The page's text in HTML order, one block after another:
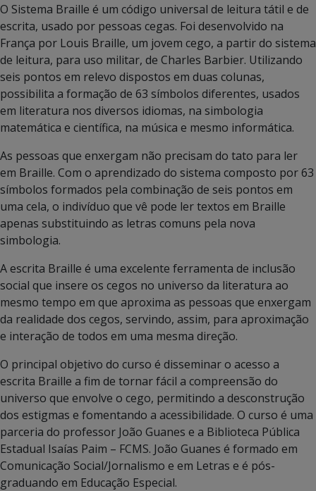
O Sistema Braille é um código universal de leitura tátil e de
escrita, usado por pessoas cegas. Foi desenvolvido na
França por Louis Braille, um jovem cego, a partir do sistema
de leitura, para uso militar, de Charles Barbier. Utilizando
seis pontos em relevo dispostos em duas colunas,
possibilita a formação de 63 símbolos diferentes, usados
em literatura nos diversos idiomas, na simbologia
matemática e científica, na música e mesmo informática.
As pessoas que enxergam não precisam do tato para ler
em Braille. Com o aprendizado do sistema composto por 63
símbolos formados pela combinação de seis pontos em
uma cela, o indivíduo que vê pode ler textos em Braille
apenas substituindo as letras comuns pela nova
simbologia.
A escrita Braille é uma excelente ferramenta de inclusão
social que insere os cegos no universo da literatura ao
mesmo tempo em que aproxima as pessoas que enxergam
da realidade dos cegos, servindo, assim, para aproximação
e interação de todos em uma mesma direção.
O principal objetivo do curso é disseminar o acesso a
escrita Braille a fim de tornar fácil a compreensão do
universo que envolve o cego, permitindo a desconstrução
dos estigmas e fomentando a acessibilidade. O curso é uma
parceria do professor João Guanes e a Biblioteca Pública
Estadual Isaías Paim – FCMS. João Guanes é formado em
Comunicação Social/Jornalismo e em Letras e é pós-
graduando em Educação Especial.